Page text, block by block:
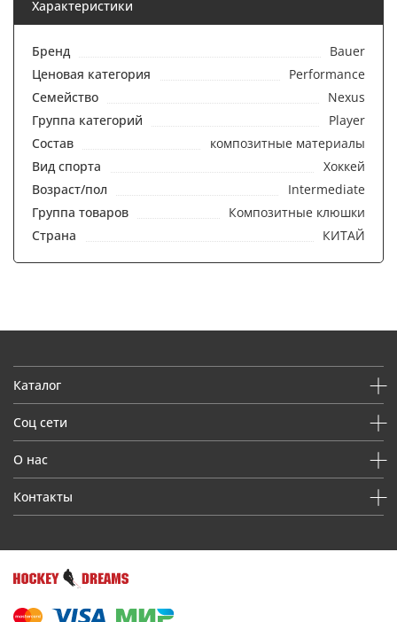
Характеристики
Бренд
Bauer
Ценовая категория
Performance
Семейство
Nexus
Группа категорий
Player
Состав
композитные материалы
Вид спорта
Хоккей
Возраст/пол
Intermediate
Группа товаров
Композитные клюшки
Страна
КИТАЙ
Каталог
Соц сети
О нас
Контакты